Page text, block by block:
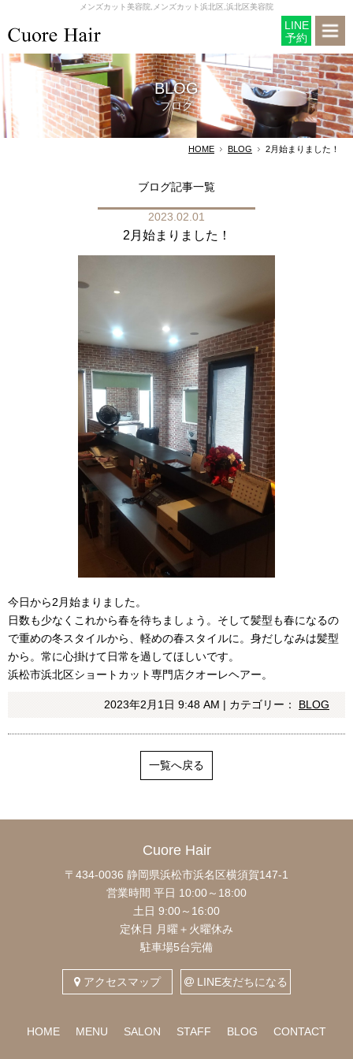
メンズカット美容院,メンズカット浜北区,浜北区美容院
LINE
予約
BLOG
ブログ
HOME BLOG 2月始まりました！
ブログ記事一覧
2023.02.01
2月始まりました！
今日から2月始まりました。
日数も少なくこれから春を待ちましょう。そして髪型も春になるの
で重めの冬スタイルから、軽めの春スタイルに。身だしなみは髪型
から。常に心掛けて日常を過してほしいです。
浜松市浜北区ショートカット専門店クオーレヘアー。
2023年2月1日 9:48 AM | カテゴリー：BLOG
一覧へ戻る
Cuore Hair
〒434-0036 静岡県浜松市浜名区横須賀147-1
営業時間 平日 10:00～18:00
土日 9:00～16:00
定休日 月曜＋火曜休み
駐車場5台完備
アクセスマップ LINE友だちになる
HOME MENU SALON STAFF BLOG CONTACT